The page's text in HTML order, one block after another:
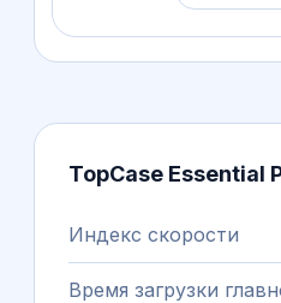
TopCase Essential
Индекс скорости
Время загрузки